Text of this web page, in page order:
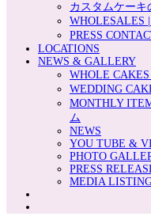
カスタムケーキ
WHOLESALES
PRESS
LOCATIONS
NEWS & GALLERY
WHOLE
WEDDING
MONTHLY
ム
NEWS
YOU TUBE &
PHOTO
PRESS
MEDIA